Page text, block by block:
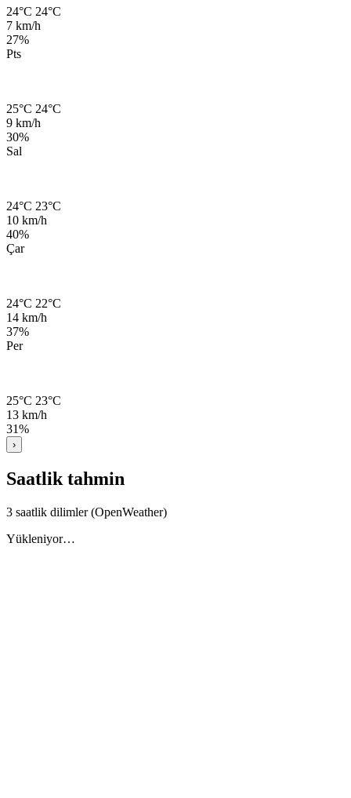
24°C 24°C
7 km/h
27%
Pts
25°C 24°C
9 km/h
30%
Sal
24°C 23°C
10 km/h
40%
Çar
24°C 22°C
14 km/h
37%
Per
25°C 23°C
13 km/h
31%
›
Saatlik tahmin
3 saatlik dilimler (OpenWeather)
Yükleniyor…